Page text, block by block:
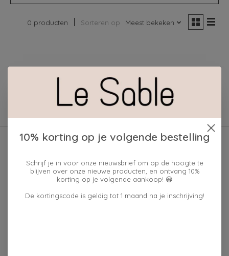
0 producten Sorteren op Meest bekeken
Geen producten gevonden!
10% korting op je volgende bestelling
Schrijf je in voor onze nieuwsbrief om op de hoogte te
blijven over onze nieuwe producten, en ontvang 10%
korting op je volgende aankoop! 😀
De kortingscode is geldig tot 1 maand na je inschrijving!